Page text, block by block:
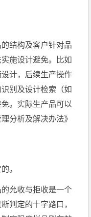
结构及客户针对品
施设计避免。比如
计，后续生产操作
别及设计检索（如
。实际生产品可以
分析及解决办法》
。
允收与拒收是一个
判定的十字路口，